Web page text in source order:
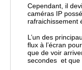
Cependant, il
caméras IP
rafraichissement
L’un des
flux à l’écran
que de voir
secondes et que